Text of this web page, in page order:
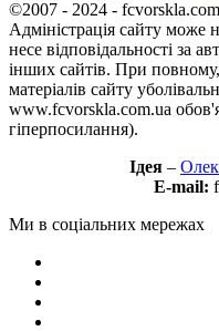
©2007 - 2024 -
Адміністрація сайту може
несе відповідальності за
інших сайтів. При
матеріалів сайту
www.fcvorskla.com.ua
гіперпосилання).
Ідея –
E-mail:
Ми в соціальних мережах